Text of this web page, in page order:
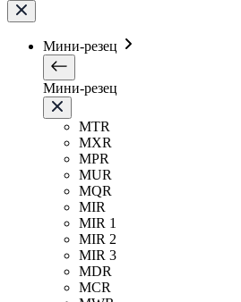
Мини-резец
Мини-резец
MTR
MXR
MPR
MUR
MQR
MIR
MIR 1
MIR 2
MIR 3
MDR
MCR